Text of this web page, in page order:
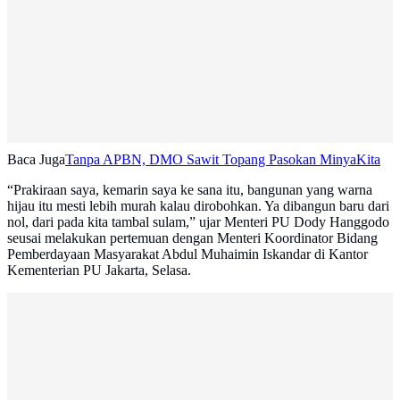
Baca JugaTanpa APBN, DMO Sawit Topang Pasokan MinyaKita
“Prakiraan saya, kemarin saya ke sana itu, bangunan yang warna
hijau itu mesti lebih murah kalau dirobohkan. Ya dibangun baru dari
nol, dari pada kita tambal sulam,” ujar Menteri PU Dody Hanggodo
seusai melakukan pertemuan dengan Menteri Koordinator Bidang
Pemberdayaan Masyarakat Abdul Muhaimin Iskandar di Kantor
Kementerian PU Jakarta, Selasa.